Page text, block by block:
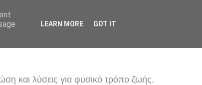
και λύσεις για φυσικό τρόπο ζωής.
LEARN MORE GOT IT